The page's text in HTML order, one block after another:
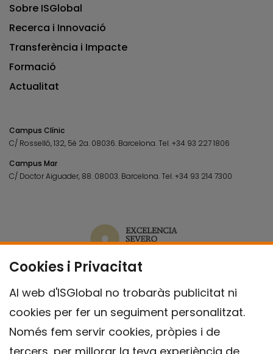
Cookies i Privacitat
Al web d'ISGlobal no trobaràs publicitat ni
cookies per fer un seguiment personalitzat.
Només fem servir cookies, pròpies i de
tercers, per millorar la teva experiència de
Sobre ISGlobal
Recerca i Innovació
Transferència i Impacte
Formació
Actualitat
Campus Clínic
C/ Rosselló, 132, 5è 2a. 08036. Barcelona.Tel.+34 93 227 1806
Campus Mar
C/ Doctor Aiguader, 88. 08003. Barcelona.Tel.+34 93 214 7300